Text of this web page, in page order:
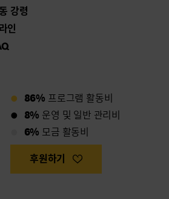
강령
인
86% 프로그램 활동비
8% 운영 및 일반 관리비
6% 모금 활동비
후원하기